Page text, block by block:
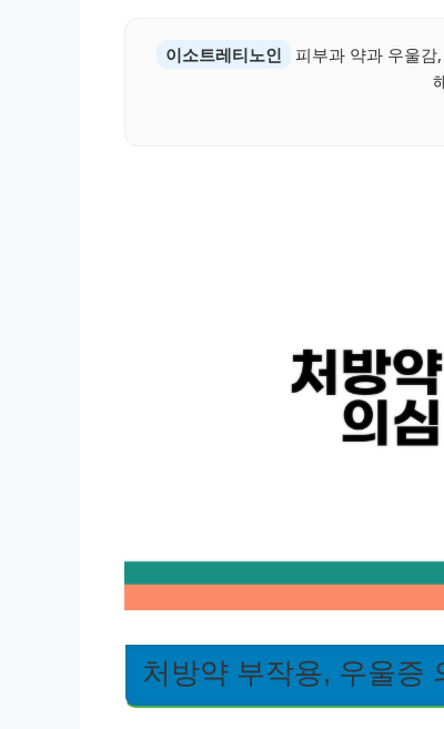
이소트레티노인
피부과 약과 우울
처방약 부작용, 우울증